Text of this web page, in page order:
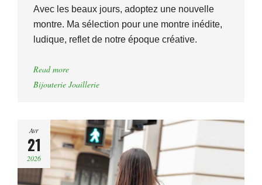
Avec les beaux jours, adoptez une nouvelle
montre. Ma sélection pour une montre inédite,
ludique, reflet de notre époque créative.
Read more
Bijouterie Joaillerie
Avr
21
2026